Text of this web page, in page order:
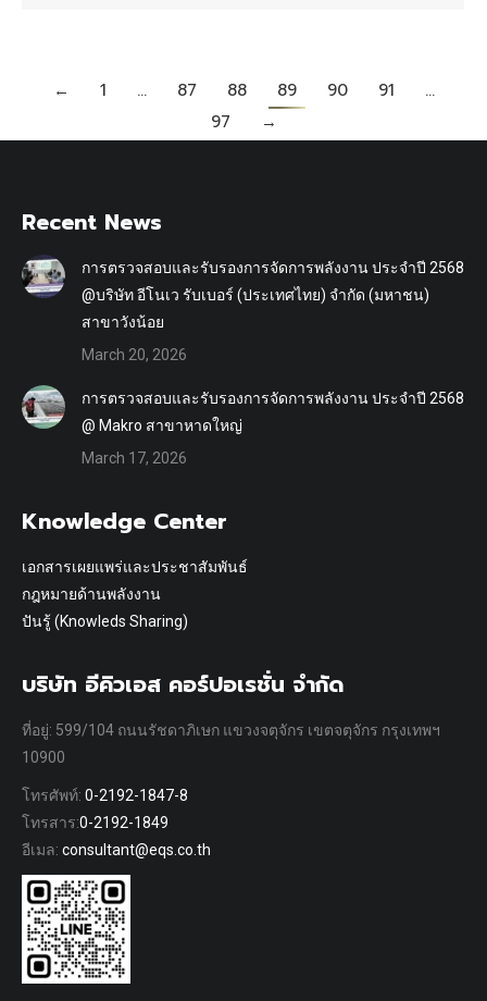
← 1 … 87 88 89 90 91
…
97
→
Recent News
การตรวจสอบและรับรองการจัดการพลังงาน ประจำปี 2568
@บริษัท อีโนเว รับเบอร์ (ประเทศไทย) จำกัด (มหาชน)
สาขาวังน้อย
March 20, 2026
การตรวจสอบและรับรองการจัดการพลังงาน ประจำปี 2568
@ Makro สาขาหาดใหญ่
March 17, 2026
Knowledge Center
เอกสารเผยแพร่และประชาสัมพันธ์
กฎหมายด้านพลังงาน
ปันรู้ (Knowleds Sharing)
บริษัท อีคิวเอส คอร์ปอเรชั่น จำกัด
ที่อยู่: 599/104 ถนนรัชดาภิเษก แขวงจตุจักร เขตจตุจักร กรุงเทพฯ
10900
โทรศัพท์: 0-2192-1847-8
โทรสาร:0-2192-1849
อีเมล: consultant@eqs.co.th